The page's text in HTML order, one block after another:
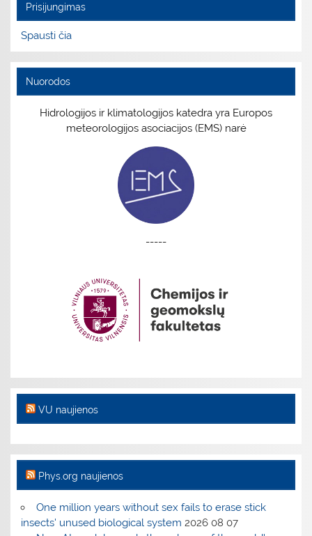
Prisijungimas
Spausti čia
Nuorodos
Hidrologijos ir klimatologijos katedra yra Europos
meteorologijos asociacijos (EMS) narė
-----
VU naujienos
Phys.org naujienos
One million years without sex fails to erase stick
insects' unused biological system 2026 08 07